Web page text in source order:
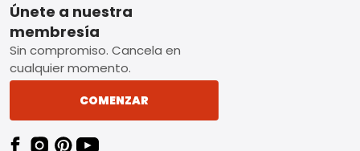
Footer
Únete a nuestra
membresía
Sin compromiso. Cancela en
cualquier momento.
COMENZAR